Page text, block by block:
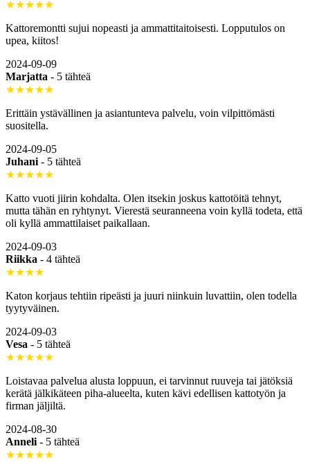
★★★★★
Kattoremontti sujui nopeasti ja ammattitaitoisesti. Lopputulos on
upea, kiitos!
2024-09-09
Marjatta - 5 tähteä
★★★★★
Erittäin ystävällinen ja asiantunteva palvelu, voin vilpittömästi
suositella.
2024-09-05
Juhani - 5 tähteä
★★★★★
Katto vuoti jiirin kohdalta. Olen itsekin joskus kattotöitä tehnyt,
mutta tähän en ryhtynyt. Vierestä seuranneena voin kyllä todeta, että
oli kyllä ammattilaiset paikallaan.
2024-09-03
Riikka - 4 tähteä
★★★★
Katon korjaus tehtiin ripeästi ja juuri niinkuin luvattiin, olen todella
tyytyväinen.
2024-09-03
Vesa - 5 tähteä
★★★★★
Loistavaa palvelua alusta loppuun, ei tarvinnut ruuveja tai jätöksiä
kerätä jälkikäteen piha-alueelta, kuten kävi edellisen kattotyön ja
firman jäljiltä.
2024-08-30
Anneli - 5 tähteä
★★★★★